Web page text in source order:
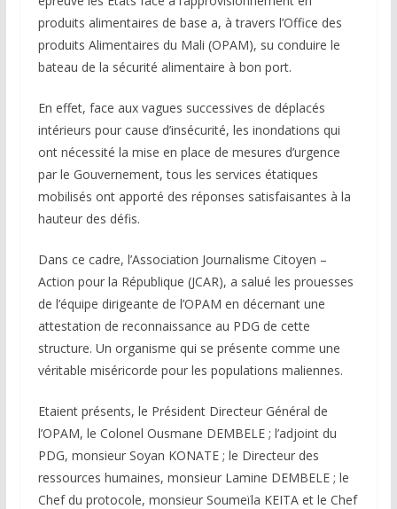
produits alimentaires de base a, à travers l’Office des
produits Alimentaires du Mali (OPAM), su conduire le
bateau de la sécurité alimentaire à bon port.
En effet, face aux vagues successives de déplacés
intérieurs pour cause d’insécurité, les inondations qui
ont nécessité la mise en place de mesures d’urgence
par le Gouvernement, tous les services étatiques
mobilisés ont apporté des réponses satisfaisantes à la
hauteur des défis.
Dans ce cadre, l’Association Journalisme Citoyen –
Action pour la République (JCAR), a salué les prouesses
de l’équipe dirigeante de l’OPAM en décernant une
attestation de reconnaissance au PDG de cette
structure. Un organisme qui se présente comme une
véritable miséricorde pour les populations maliennes.
Etaient présents, le Président Directeur Général de
l’OPAM, le Colonel Ousmane DEMBELE ; l’adjoint du
PDG, monsieur Soyan KONATE ; le Directeur des
ressources humaines, monsieur Lamine DEMBELE ; le
Chef du protocole, monsieur Soumeïla KEITA et le Chef